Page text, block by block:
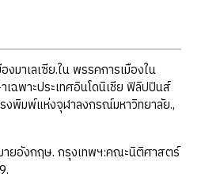
มาเลเซีย.ใน พรรคการเมืองใน
เฉพาะประเทศอินโดนิเชีย ฟิลิปปินส์
รงพิมพ์แห่งจุฬาลงกรณ์มหาวิทยาลัย.,
ายอังกฤษ. กรุงเทพฯ:คณะนิติศาสตร์